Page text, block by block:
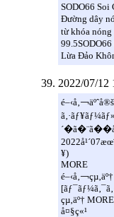
SODO66 Soi
Đường dây
từ khóa
Lừa Đảo
2022/07/12
é–‹å‚￢äºˆå®š
¥)
MORE
é–‹å‚￢çµ‚äº†
çµ‚äº†
å¤§ç«¹